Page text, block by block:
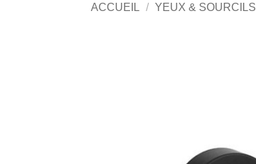
ACCUEIL / YEUX & SOURCILS